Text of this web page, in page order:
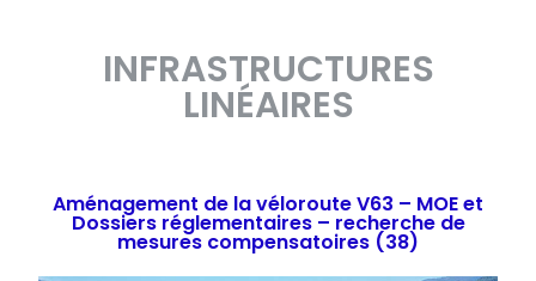
INFRASTRUCTURES
LINÉAIRES
Aménagement de la véloroute V63 – MOE et
Dossiers réglementaires – recherche de
mesures compensatoires (38)